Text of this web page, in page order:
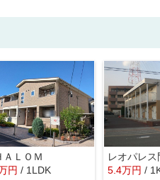
ＡＬＯＭ
円 / 1LDK 5.4万円 /